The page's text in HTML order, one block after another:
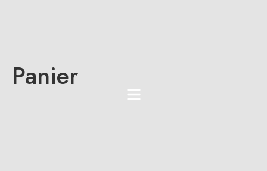
Panier